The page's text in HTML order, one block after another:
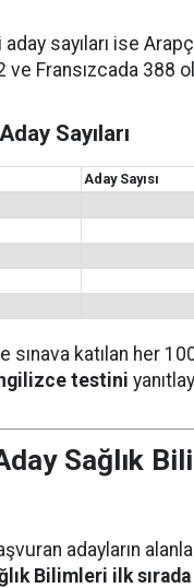
sayıları ise
Fransızcada 388
Sayıları
Aday Sayısı
sınava katılan her
testini
Sağlık
adayların
Bilimleri ilk sırada